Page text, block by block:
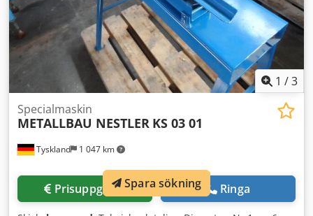
1 /3
Tyskland 1 047 km
Specialmaskin
METALLBAU NESTLER KS 03 01
Prisuppgifter Ringa
Spara sökning